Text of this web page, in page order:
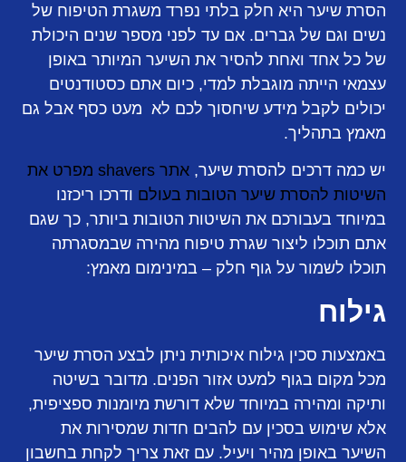
הסרת שיער היא חלק בלתי נפרד משגרת הטיפוח של
נשים וגם של גברים. אם עד לפני מספר שנים היכולת
של כל אחד ואחת להסיר את השיער המיותר באופן
עצמאי הייתה מוגבלת למדי, כיום אתם כסטודנטים
יכולים לקבל מידע שיחסוך לכם לא מעט כסף אבל גם
מאמץ בתהליך.
יש כמה דרכים להסרת שיער,
אתר shavers מפרט את
השיטות להסרת שיער הטובות בעולם ודרכו ריכזנו
במיוחד בעבורכם את השיטות הטובות ביותר, כך שגם
אתם תוכלו ליצור שגרת טיפוח מהירה שבמסגרתה
תוכלו לשמור על גוף חלק – במינימום מאמץ:
גילוח
באמצעות סכין גילוח איכותית ניתן לבצע הסרת שיער
מכל מקום בגוף למעט אזור הפנים. מדובר בשיטה
ותיקה ומהירה במיוחד שלא דורשת מיומנות ספציפית,
אלא שימוש בסכין עם להבים חדות שמסירות את
השיער באופן מהיר ויעיל. עם זאת צריך לקחת בחשבון